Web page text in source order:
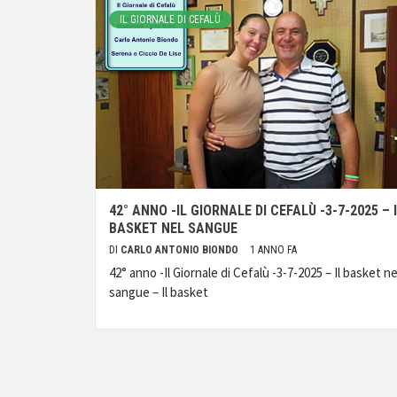
IL GIORNALE DI CEFALÙ
42° ANNO -IL GIORNALE DI CEFALÙ -3-7-2025 –
BASKET NEL SANGUE
DI CARLO ANTONIO BIONDO 1 ANNO FA
42° anno -Il Giornale di Cefalù -3-7-2025 – Il basket
sangue – Il basket